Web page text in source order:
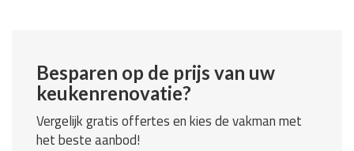
Besparen op de prijs van uw
keukenrenovatie?
Vergelijk gratis offertes en kies de vakman met
het beste aanbod!